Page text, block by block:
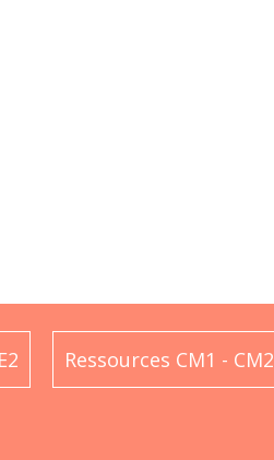
Ressources CM1 - CM2